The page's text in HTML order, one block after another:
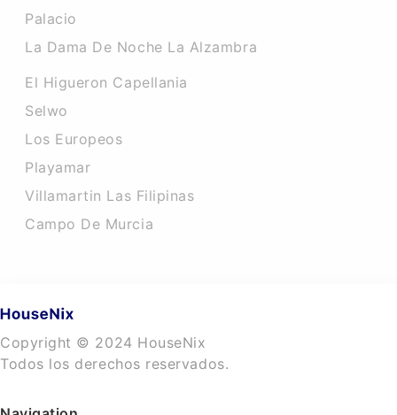
Palacio
La Dama De Noche La Alzambra
El Higueron Capellania
Selwo
Los Europeos
Playamar
Villamartin Las Filipinas
Campo De Murcia
Copyright © 2024 HouseNix
Todos los derechos reservados.